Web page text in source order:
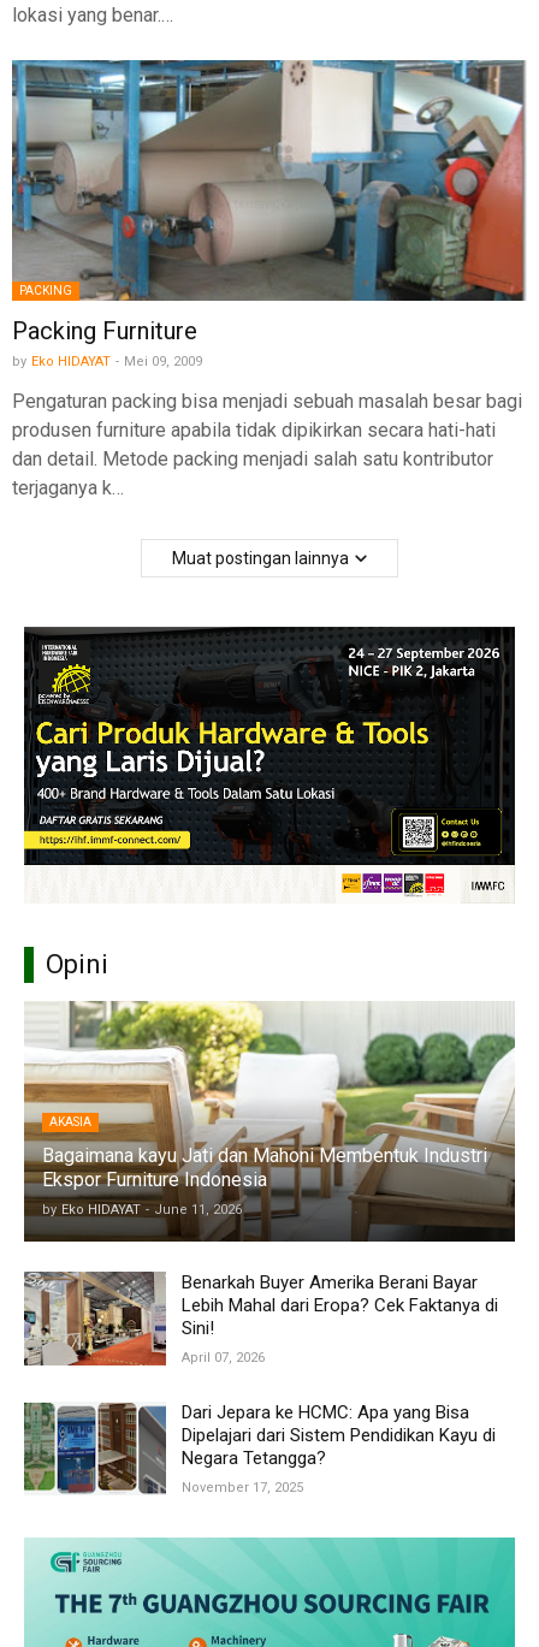
lokasi yang benar.…
PACKING
Packing Furniture
by Eko HIDAYAT - Mei 09, 2009
Pengaturan packing bisa menjadi sebuah masalah besar bagi
produsen furniture apabila tidak dipikirkan secara hati-hati
dan detail. Metode packing menjadi salah satu kontributor
terjaganya k…
Muat postingan lainnya
Opini
AKASIA
Bagaimana kayu Jati dan Mahoni Membentuk Industri
Ekspor Furniture Indonesia
by Eko HIDAYAT - June 11, 2026
Benarkah Buyer Amerika Berani Bayar
Lebih Mahal dari Eropa? Cek Faktanya di
Sini!
April 07, 2026
Dari Jepara ke HCMC: Apa yang Bisa
Dipelajari dari Sistem Pendidikan Kayu di
Negara Tetangga?
November 17, 2025